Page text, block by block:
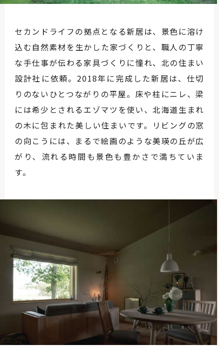
セカンドライフの拠点となる新居は、景色に溶け
込む自然素材を生かした家づくりと、職人の丁寧
な手仕事が伝わる家具づくりに憧れ、北の住まい
設計社に依頼。2018年に完成した新居は、仕切
りのないひとつながりの平屋。床や柱にニレ、梁
には希少とされるエゾマツを使い、北海道生まれ
の木に包まれた美しい住まいです。リビングの窓
の向こうには、まるで絵画のような美瑛の丘が広
がり、流れる時間も景色も豊かさで満ちていま
す。